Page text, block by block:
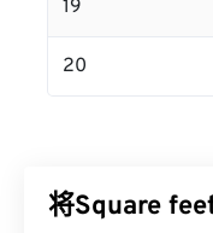
19
20
将Square